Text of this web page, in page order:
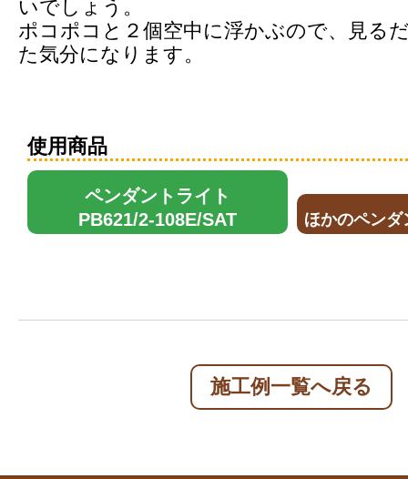
いでしょう。
ポコポコと２個空中に浮かぶので、見る
た気分になります。
使用商品
ペンダントライト
PB621/2-108E/SAT
ほかのペン
施工例一覧へ戻る